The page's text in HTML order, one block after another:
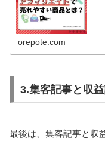
orepote.com
3.集客記事と収
最後は、集客記事と収